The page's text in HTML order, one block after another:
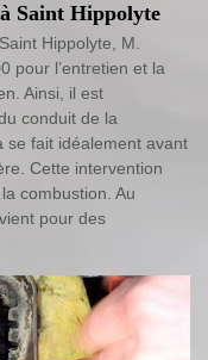
Saint Hippolyte
Hippolyte, M.
pour l’entretien et la
Ainsi, il est
conduit de la
se fait idéalement avant
Cette intervention
combustion. Au
pour des